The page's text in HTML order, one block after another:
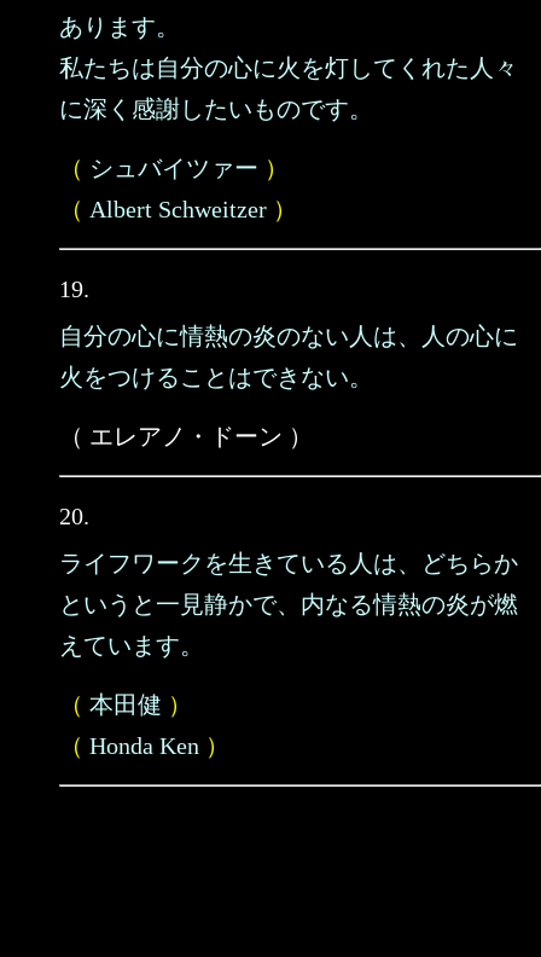
あります。
私たちは自分の心に火を灯してくれた人々
に深く感謝したいものです。
（ シュバイツァー ）
（ Albert Schweitzer ）
19.
自分の心に情熱の炎のない人は、人の心に
火をつけることはできない。
（ エレアノ・ドーン ）
20.
ライフワークを生きている人は、どちらか
というと一見静かで、内なる情熱の炎が燃
えています。
（ 本田健 ）
（ Honda Ken ）